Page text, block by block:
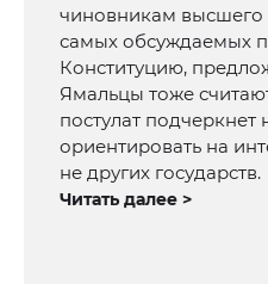
чиновникам высшего
самых обсуждаемых
Конституцию,
Ямальцы тоже
постулат подчеркнет
ориентировать на
не других государств.
Читать далее >